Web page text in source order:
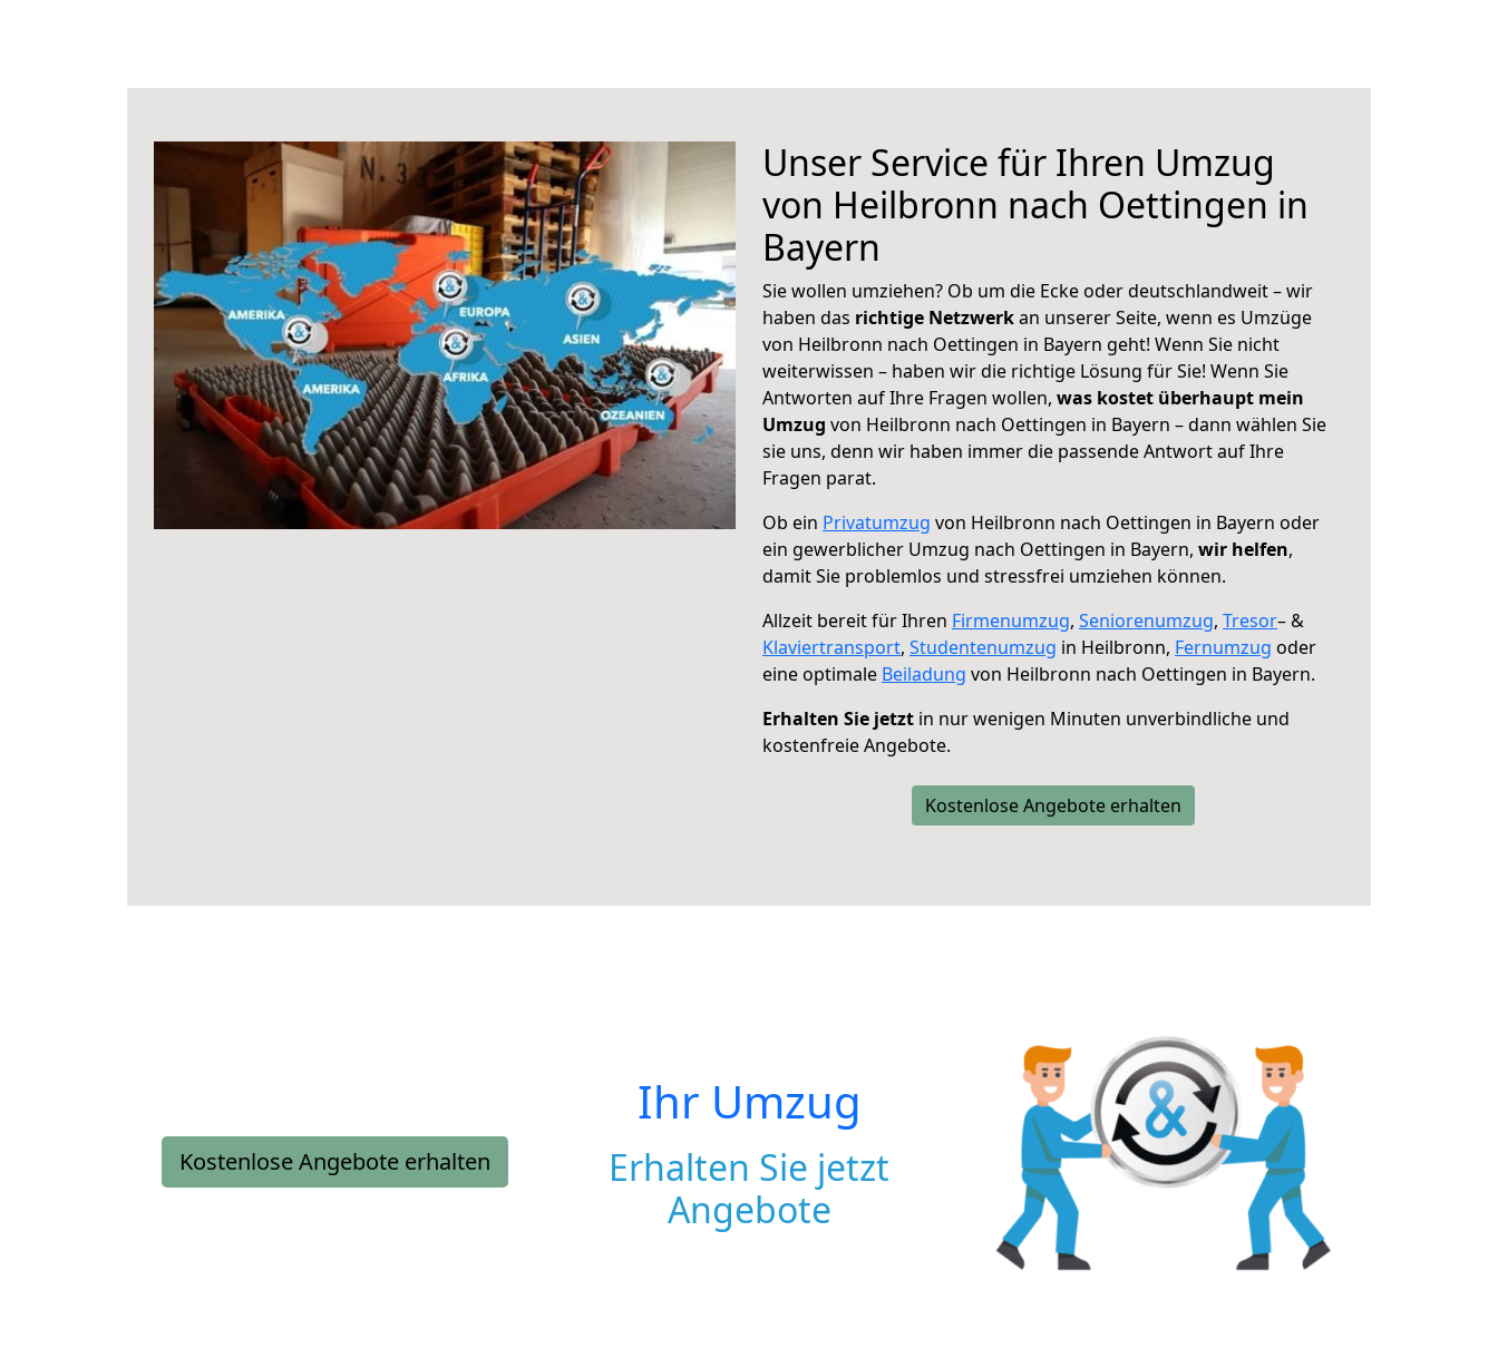
Unser Service für Ihren Umzug
von Heilbronn nach Oettingen in
Bayern
Sie wollen umziehen? Ob um die Ecke oder deutschlandweit – wir
haben das richtige Netzwerkan unserer Seite, wenn es Umzüge
von Heilbronn nach Oettingen in Bayern geht! Wenn Sie nicht
weiterwissen – haben wir die richtige Lösung für Sie! Wenn Sie
Antworten auf Ihre Fragen wollen, was kostet überhaupt mein
Umzug von Heilbronn nach Oettingen in Bayern – dann wählen Sie
sie uns, denn wir haben immer die passende Antwort auf Ihre
Fragen parat.
Ob ein Privatumzug von Heilbronn nach Oettingen in Bayern oder
ein gewerblicher Umzug nach Oettingen in Bayern, wir helfen,
damit Sie problemlos und stressfrei umziehen können.
Allzeit bereit für Ihren Firmenumzug, Seniorenumzug, Tresor– &
Klaviertransport, Studentenumzug in Heilbronn, Fernumzug oder
eine optimale Beiladung von Heilbronn nach Oettingen in Bayern.
Erhalten Sie jetzt in nur wenigen Minuten unverbindliche und
kostenfreie Angebote.
Kostenlose Angebote erhalten
Kostenlose Angebote erhalten
Ihr Umzug
Erhalten Sie jetzt
Angebote